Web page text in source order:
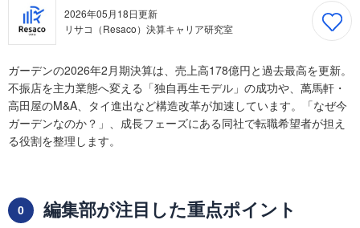
2026年05月18日更新
リサコ（Resaco）決算キャリア研究室
ガーデンの2026年2月期決算は、売上高178億円と過去最高を更新。
不振店を主力業態へ変える「独自再生モデル」の成功や、萬馬軒・
高田屋のM&A、タイ進出など構造改革が加速しています。「なぜ今
ガーデンなのか？」、成長フェーズにある同社で転職希望者が担え
る役割を整理します。
0 編集部が注目した重点ポイント